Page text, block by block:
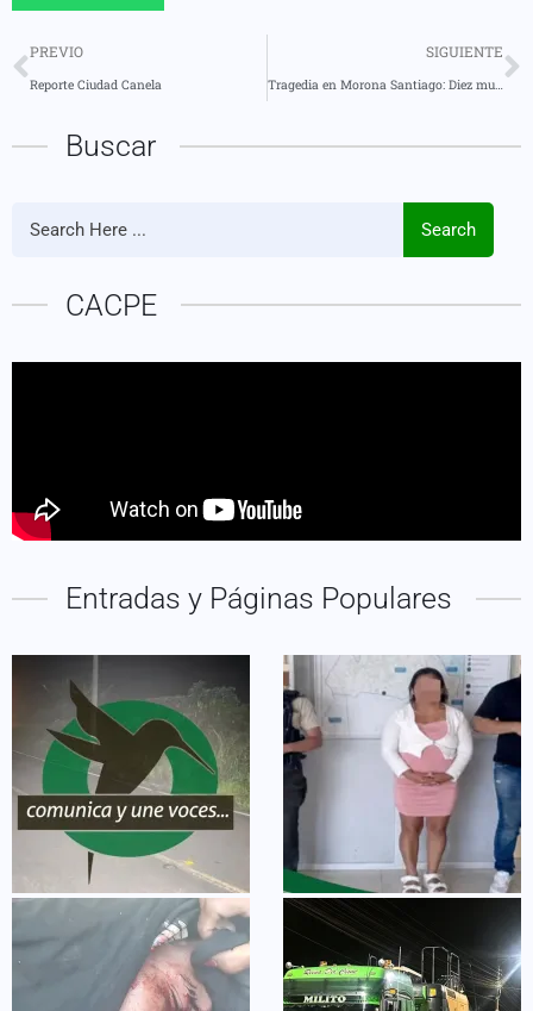
PREVIO
Reporte Ciudad Canela
SIGUIENTE
Tragedia en Morona Santiago: Diez muertos y varios heridos tras caída de vehículo al río Paute
Buscar
Search
CACPE
Entradas y Páginas Populares